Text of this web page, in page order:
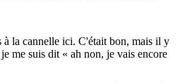
à la cannelle ici. C'était bon, mais il y
me suis dit « ah non, je vais encore